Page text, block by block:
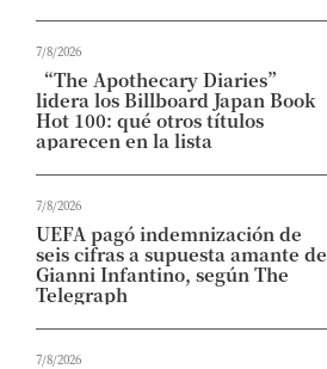
7/8/2026
“The Apothecary Diaries”
lidera los Billboard Japan Book
Hot 100: qué otros títulos
aparecen en la lista
7/8/2026
UEFA pagó indemnización de
seis cifras a supuesta amante de
Gianni Infantino, según The
Telegraph
7/8/2026